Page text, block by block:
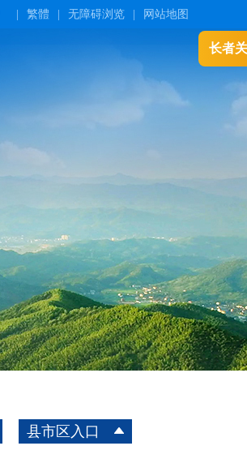
繁體 无障碍浏览 网站地图
长者
县市区入口